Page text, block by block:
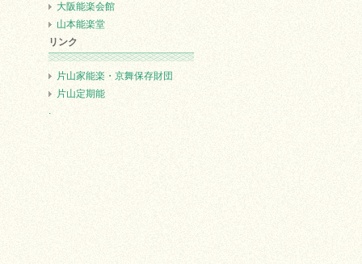
大阪能楽会館
山本能楽堂
リンク
片山家能楽・京舞保存財団
片山定期能
.